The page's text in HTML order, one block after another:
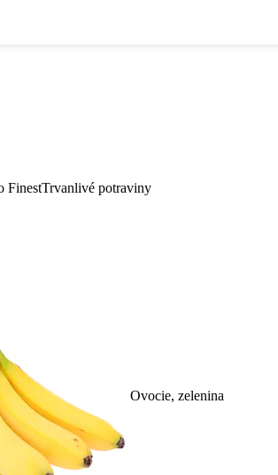
FinestTrvanlivé potraviny
Ovocie, zelenina